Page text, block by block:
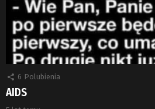
6 Polubienia
AIDS